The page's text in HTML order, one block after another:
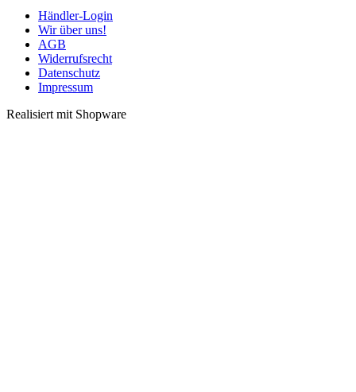
Händler-Login
Wir über uns!
AGB
Widerrufsrecht
Datenschutz
Impressum
Realisiert mit Shopware